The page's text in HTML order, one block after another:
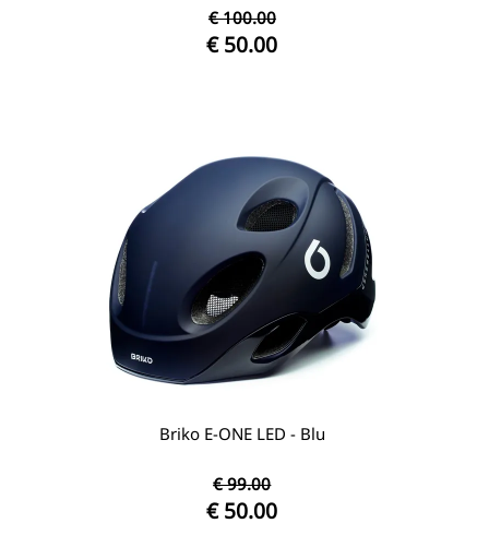
€ 100.00
€ 50.00
Briko E-ONE LED - Blu
€ 99.00
€ 50.00